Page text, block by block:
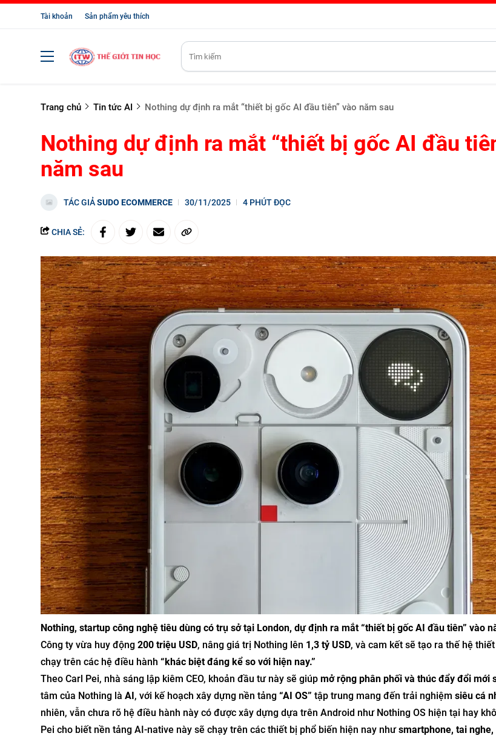
Tài khoản Sản phẩm yêu thích
Trang chủ Tin tức AI Nothing dự định ra mắt “thiết bị gốc AI đầu tiên” vào năm sau
Nothing dự định ra mắt “thiết bị gốc AI đầu
năm sau
TÁC GIẢSUDO ECOMMERCE 30/11/2025 4 PHÚT ĐỌC
CHIA SẺ:
Nothing, startup công nghệ tiêu dùng có trụ sở tại London, dự định ra mắt “thiết bị gốc AI đầu tiên” vào
Công ty vừa huy động 200 triệu USD, nâng giá trị Nothing lên 1,3 tỷ USD, và cam kết sẽ tạo ra thế hệ
chạy trên các hệ điều hành “khác biệt đáng kể so với hiện nay.”
Theo Carl Pei, nhà sáng lập kiêm CEO, khoản đầu tư này sẽ giúp mở rộng phân phối và thúc đẩy đổi mới
tâm của Nothing là AI, với kế hoạch xây dựng nền tảng “AI OS” tập trung mang đến trải nghiệm siêu cá
nhiên, vẫn chưa rõ hệ điều hành này có được xây dựng dựa trên Android như Nothing OS hiện tại hay
Pei cho biết nền tảng AI-native này sẽ chạy trên các thiết bị phổ biến hiện nay nhưsmartphone, tai